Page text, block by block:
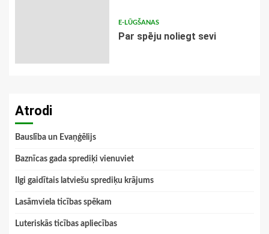
E-LŪGŠANAS
Par spēju noliegt sevi
Atrodi
Bauslība un Evaņģēlijs
Baznīcas gada sprediķi vienuviet
Ilgi gaidītais latviešu sprediķu krājums
Lasāmviela ticības spēkam
Luteriskās ticības apliecības